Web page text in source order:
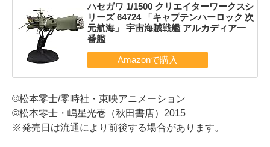
ハセガワ 1/1500 クリエイターワークスシ
リーズ 64724 「キャプテンハーロック 次
元航海」 宇宙海賊戦艦 アルカディア一
番艦
©松本零士/零時社・東映アニメーション
©松本零士・嶋星光壱（秋田書店）2015
※発売日は流通により前後する場合があります。